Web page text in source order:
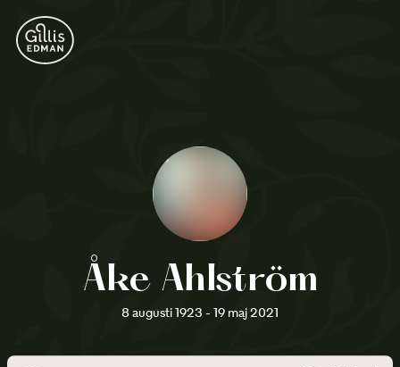
Åke Ahlström
8 augusti 1923 - 19 maj 2021